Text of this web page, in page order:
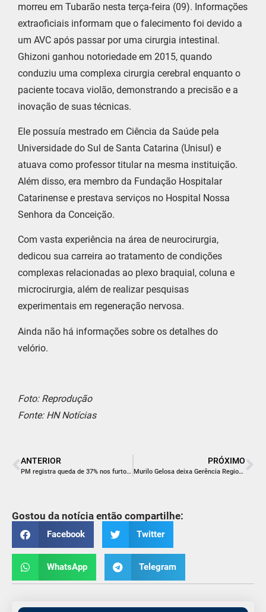
morreu em Tubarão nesta terça-feira (09). Informações
extraoficiais informam que o falecimento foi devido a
um AVC após passar por uma cirurgia intestinal.
Ghizoni ganhou notoriedade em 2015, quando
conduziu uma complexa cirurgia cerebral enquanto o
paciente tocava violão, demonstrando a precisão e a
inovação de suas técnicas.
Ele possuía mestrado em Ciência da Saúde pela
Universidade do Sul de Santa Catarina (Unisul) e
atuava como professor titular na mesma instituição.
Além disso, era membro da Fundação Hospitalar
Catarinense e prestava serviços no Hospital Nossa
Senhora da Conceição.
Com vasta experiência na área de neurocirurgia,
dedicou sua carreira ao tratamento de condições
complexas relacionadas ao plexo braquial, coluna e
microcirurgia, além de realizar pesquisas
experimentais em regeneração nervosa.
Ainda não há informações sobre os detalhes do
velório.
Foto: Reprodução
Fonte: HN Notícias
ANTERIOR
PM registra queda de 37% nos furtos e 44% nos roubos em 2024, na região de Içara
PRÓXIMO
Murilo Gelosa deixa Gerência Regional Sul do Sebrae depois de 25 anos
Gostou da notícia então compartilhe:
Facebook Twitter
WhatsApp Telegram